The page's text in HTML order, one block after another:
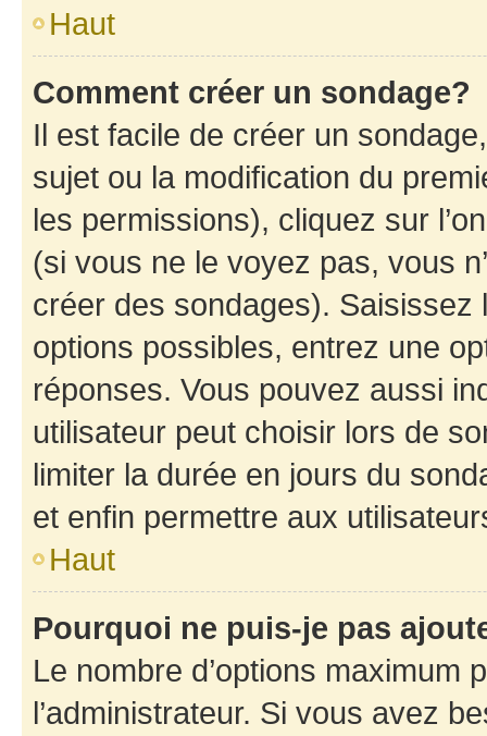
Haut
Comment créer un sondage?
Il est facile de créer un
sujet ou la modification du
les permissions), cliquez sur
(si vous ne le voyez pas, vous
créer des sondages).
options possibles, entrez une
réponses. Vous pouvez aussi
utilisateur peut choisir lors de
limiter la durée en jours du
et enfin permettre aux
Haut
Pourquoi ne puis-je pas
Le nombre d’options maximum
l’administrateur. Si vous avez